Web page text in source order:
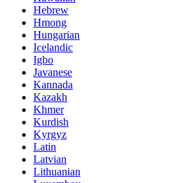
Hebrew
Hmong
Hungarian
Icelandic
Igbo
Javanese
Kannada
Kazakh
Khmer
Kurdish
Kyrgyz
Latin
Latvian
Lithuanian